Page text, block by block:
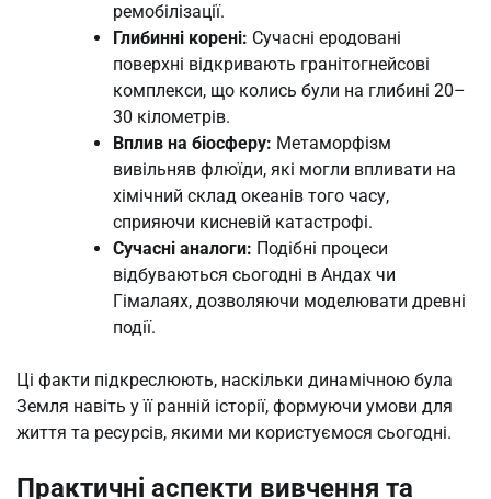
ремобілізації.
Глибинні корені: Сучасні еродовані
поверхні відкривають гранітогнейсові
комплекси, що колись були на глибині 20–
30 кілометрів.
Вплив на біосферу: Метаморфізм
вивільняв флюїди, які могли впливати на
хімічний склад океанів того часу,
сприяючи кисневій катастрофі.
Сучасні аналоги: Подібні процеси
відбуваються сьогодні в Андах чи
Гімалаях, дозволяючи моделювати древні
події.
Ці факти підкреслюють, наскільки динамічною була
Земля навіть у її ранній історії, формуючи умови для
життя та ресурсів, якими ми користуємося сьогодні.
Практичні аспекти вивчення та